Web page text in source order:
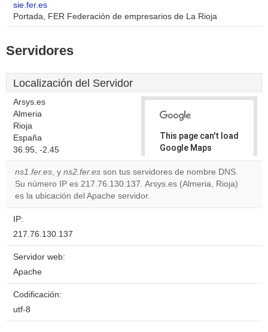
sie.fer.es
Portada, FER Federación de empresarios de La Rioja
Servidores
Localización del Servidor
Arsys.es
Almeria
Rioja
España
36.95, -2.45
This page can't load
Google Maps
correctly.
Do you
ns1.fer.es, y ns2.fer.es son tus servidores de nombre DNS.
Su número IP es 217.76.130.137. Arsys.es (Almeria, Rioja)
es la ubicación del Apache servidor.
IP:
217.76.130.137
Servidor web:
Apache
Codificación:
utf-8